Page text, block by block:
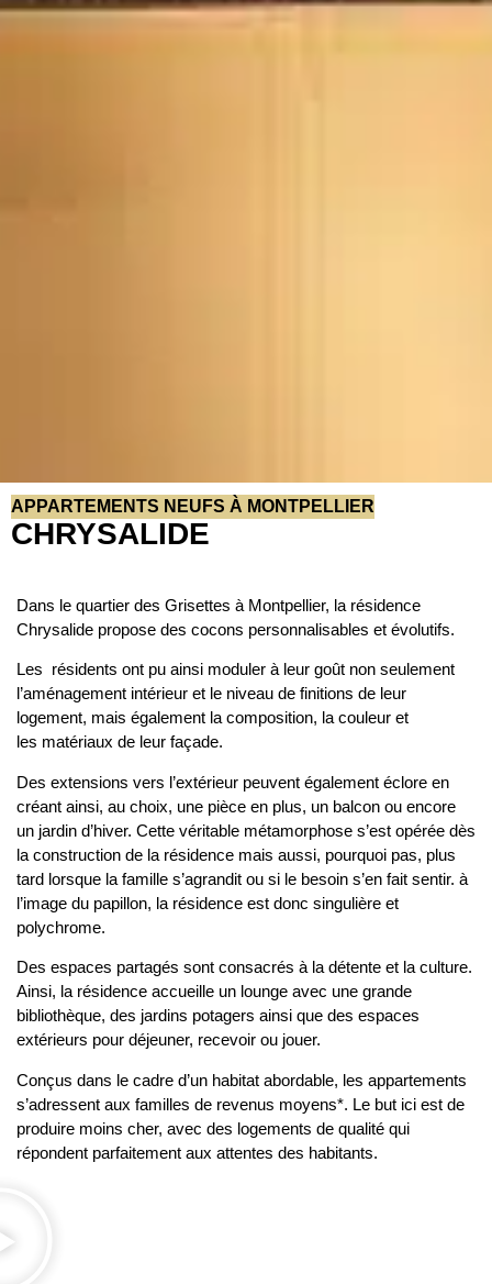
APPARTEMENTS NEUFS À MONTPELLIER
CHRYSALIDE
Dans le quartier des Grisettes à Montpellier, la résidence
Chrysalide propose des cocons personnalisables et évolutifs.
Les résidents ont pu ainsi moduler à leur goût non seulement
l’aménagement intérieur et le niveau de finitions de leur
logement, mais également la composition, la couleur et
les matériaux de leur façade.
Des extensions vers l’extérieur peuvent également éclore en
créant ainsi, au choix, une pièce en plus, un balcon ou encore
un jardin d’hiver. Cette véritable métamorphose s’est opérée dès
la construction de la résidence mais aussi, pourquoi pas, plus
tard lorsque la famille s’agrandit ou si le besoin s’en fait sentir. à
l’image du papillon, la résidence est donc singulière et
polychrome.
Des espaces partagés sont consacrés à la détente et la culture.
Ainsi, la résidence accueille un lounge avec une grande
bibliothèque, des jardins potagers ainsi que des espaces
extérieurs pour déjeuner, recevoir ou jouer.
Conçus dans le cadre d’un habitat abordable, les appartements
s’adressent aux familles de revenus moyens*. Le but ici est de
produire moins cher, avec des logements de qualité qui
répondent parfaitement aux attentes des habitants.